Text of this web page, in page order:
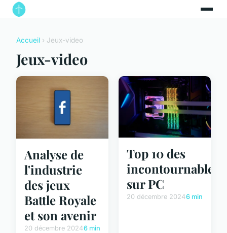
Accueil › Jeux-video
Jeux-video
Analyse de
l'industrie
des jeux
Battle Royale
et son avenir
20 décembre 20246 min
Top 10 des
incontournables
sur PC
20 décembre 20246 min